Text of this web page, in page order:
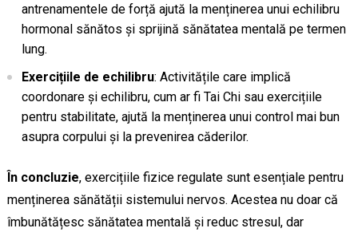
antrenamentele de forță ajută la menținerea unui echilibru
hormonal sănătos și sprijină sănătatea mentală pe termen
lung.
Exercițiile de echilibru: Activitățile care implică
coordonare și echilibru, cum ar fi Tai Chi sau exercițiile
pentru stabilitate, ajută la menținerea unui control mai bun
asupra corpului și la prevenirea căderilor.
În concluzie, exercițiile fizice regulate sunt esențiale pentru
menținerea sănătății sistemului nervos. Acestea nu doar că
îmbunătățesc sănătatea mentală și reduc stresul, dar